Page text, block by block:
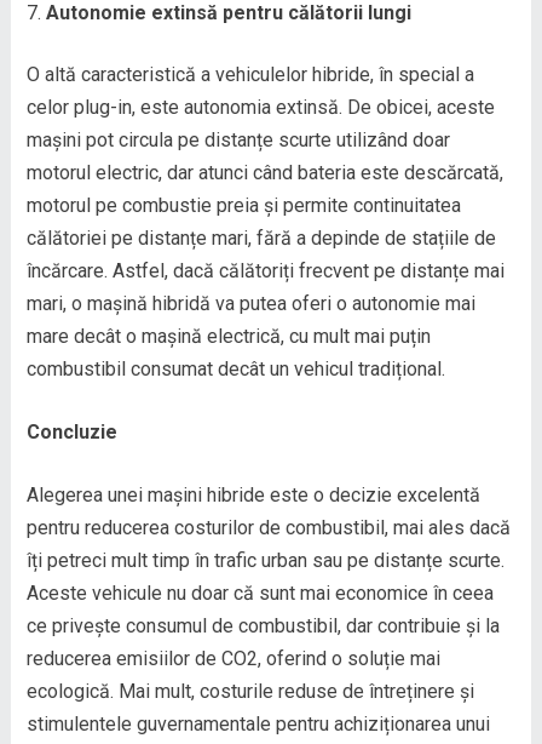
Autonomie extinsă pentru călătorii lungi
O altă caracteristică a vehiculelor hibride, în special a
celor plug-in, este autonomia extinsă. De obicei, aceste
mașini pot circula pe distanțe scurte utilizând doar
motorul electric, dar atunci când bateria este descărcată,
motorul pe combustie preia și permite continuitatea
călătoriei pe distanțe mari, fără a depinde de stațiile de
încărcare. Astfel, dacă călătoriți frecvent pe distanțe mai
mari, o mașină hibridă va putea oferi o autonomie mai
mare decât o mașină electrică, cu mult mai puțin
combustibil consumat decât un vehicul tradițional.
Concluzie
Alegerea unei mașini hibride este o decizie excelentă
pentru reducerea costurilor de combustibil, mai ales dacă
îți petreci mult timp în trafic urban sau pe distanțe scurte.
Aceste vehicule nu doar că sunt mai economice în ceea
ce privește consumul de combustibil, dar contribuie și la
reducerea emisiilor de CO2, oferind o soluție mai
ecologică. Mai mult, costurile reduse de întreținere și
stimulentele guvernamentale pentru achiziționarea unui